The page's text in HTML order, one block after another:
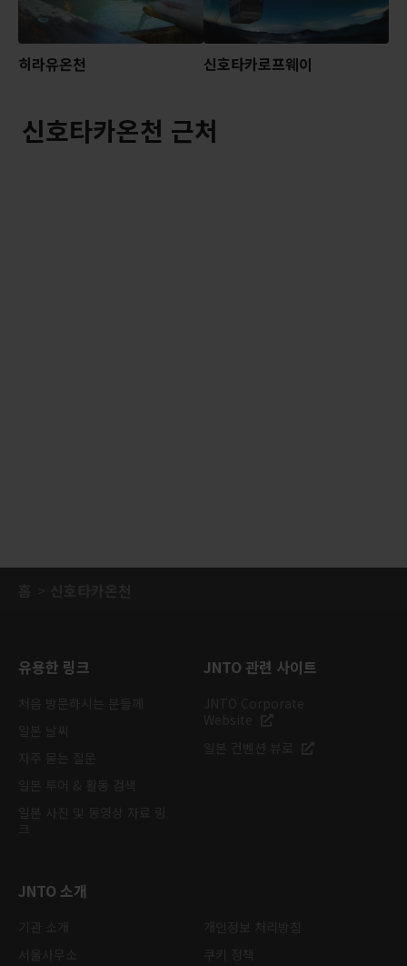
히라유온천 신호타카로프웨이
신호타카온천 근처
유용한 링크 JNTO 관련 사이트
JNTO 소개